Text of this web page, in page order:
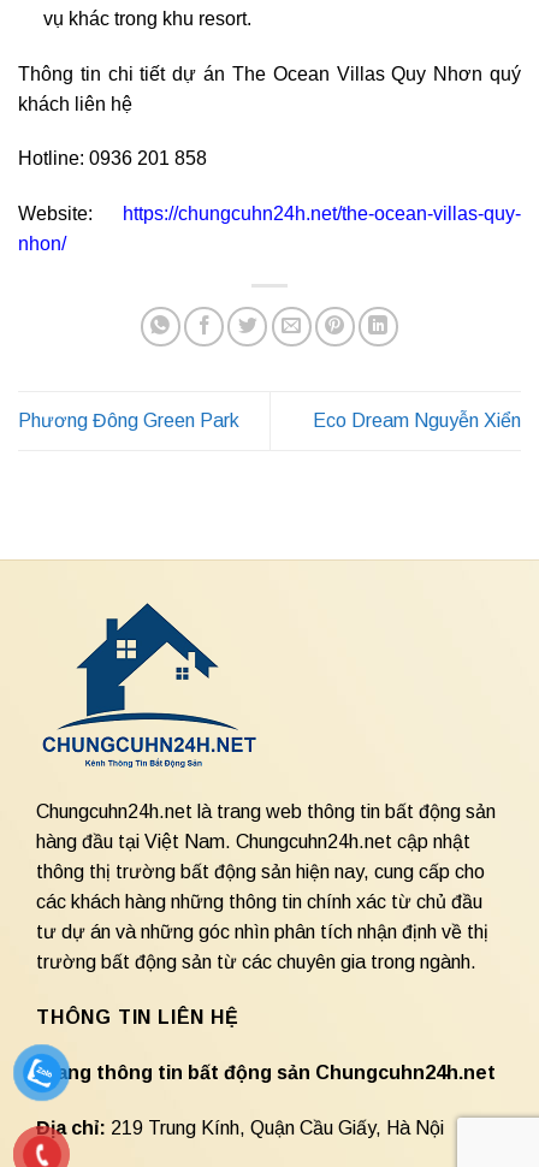
vụ khác trong khu resort.
Thông tin chi tiết dự án The Ocean Villas Quy Nhơn quý
khách liên hệ
Hotline: 0936 201 858
Website:
https://chungcuhn24h.net/the-ocean-villas-quy-
nhon/
Phương Đông Green Park Eco Dream Nguyễn Xiển
Chungcuhn24h.net là trang web thông tin bất động sản
hàng đầu tại Việt Nam. Chungcuhn24h.net cập nhật
thông thị trường bất động sản hiện nay, cung cấp cho
các khách hàng những thông tin chính xác từ chủ đầu
tư dự án và những góc nhìn phân tích nhận định về thị
trường bất động sản từ các chuyên gia trong ngành.
THÔNG TIN LIÊN HỆ
Trang thông tin bất động sản Chungcuhn24h.net
Địa chỉ: 219 Trung Kính, Quận Cầu Giấy, Hà Nội